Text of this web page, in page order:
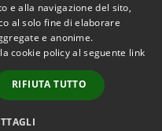
Copyright © 2026 • Comune di
Municipium•
Accesso
redazione
e alla navigazione del sito,
al solo fine di elaborare
e anonime.
cookie policy al seguente link
RIFIUTA TUTTO